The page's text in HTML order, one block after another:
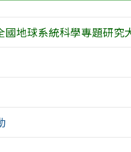
地球系統科學專題研究